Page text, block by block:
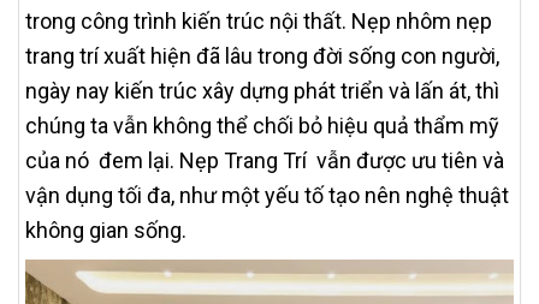
trong công trình kiến trúc nội thất. Nẹp nhôm nẹp
trang trí xuất hiện đã lâu trong đời sống con người,
ngày nay kiến trúc xây dựng phát triển và lấn át, thì
chúng ta vẫn không thể chối bỏ hiệu quả thẩm mỹ
của nó đem lại. Nẹp Trang Trí vẫn được ưu tiên và
vận dụng tối đa, như một yếu tố tạo nên nghệ thuật
không gian sống.